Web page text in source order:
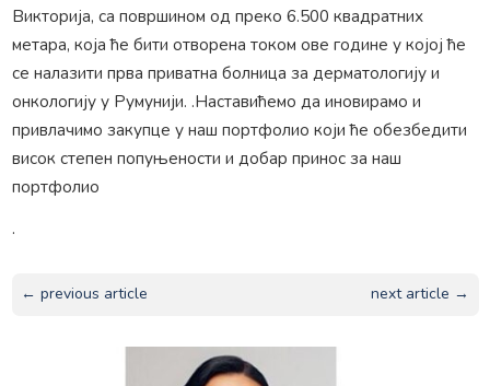
Викторија, са површином од преко 6.500 квадратних
метара, која ће бити отворена током ове године у којој ће
се налазити прва приватна болница за дерматологију и
онкологију у Румунији. .Наставићемо да иновирамо и
привлачимо закупце у наш портфолио који ће обезбедити
висок степен попуњености и добар принос за наш
портфолио
.
← previous article next article →